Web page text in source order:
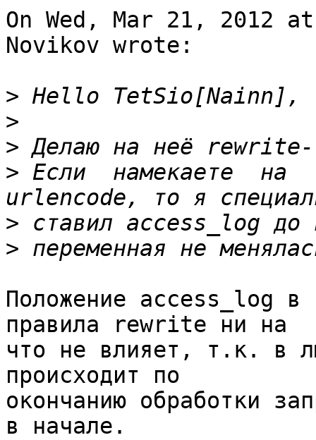
On Wed, Mar 21, 2012
Novikov wrote:
>
>
>
> Если  намекаете  на
>
>
Положение access_log в
правила rewrite ни на
что не влияет, т.к. в
происходит по
окончанию обработки
в начале.